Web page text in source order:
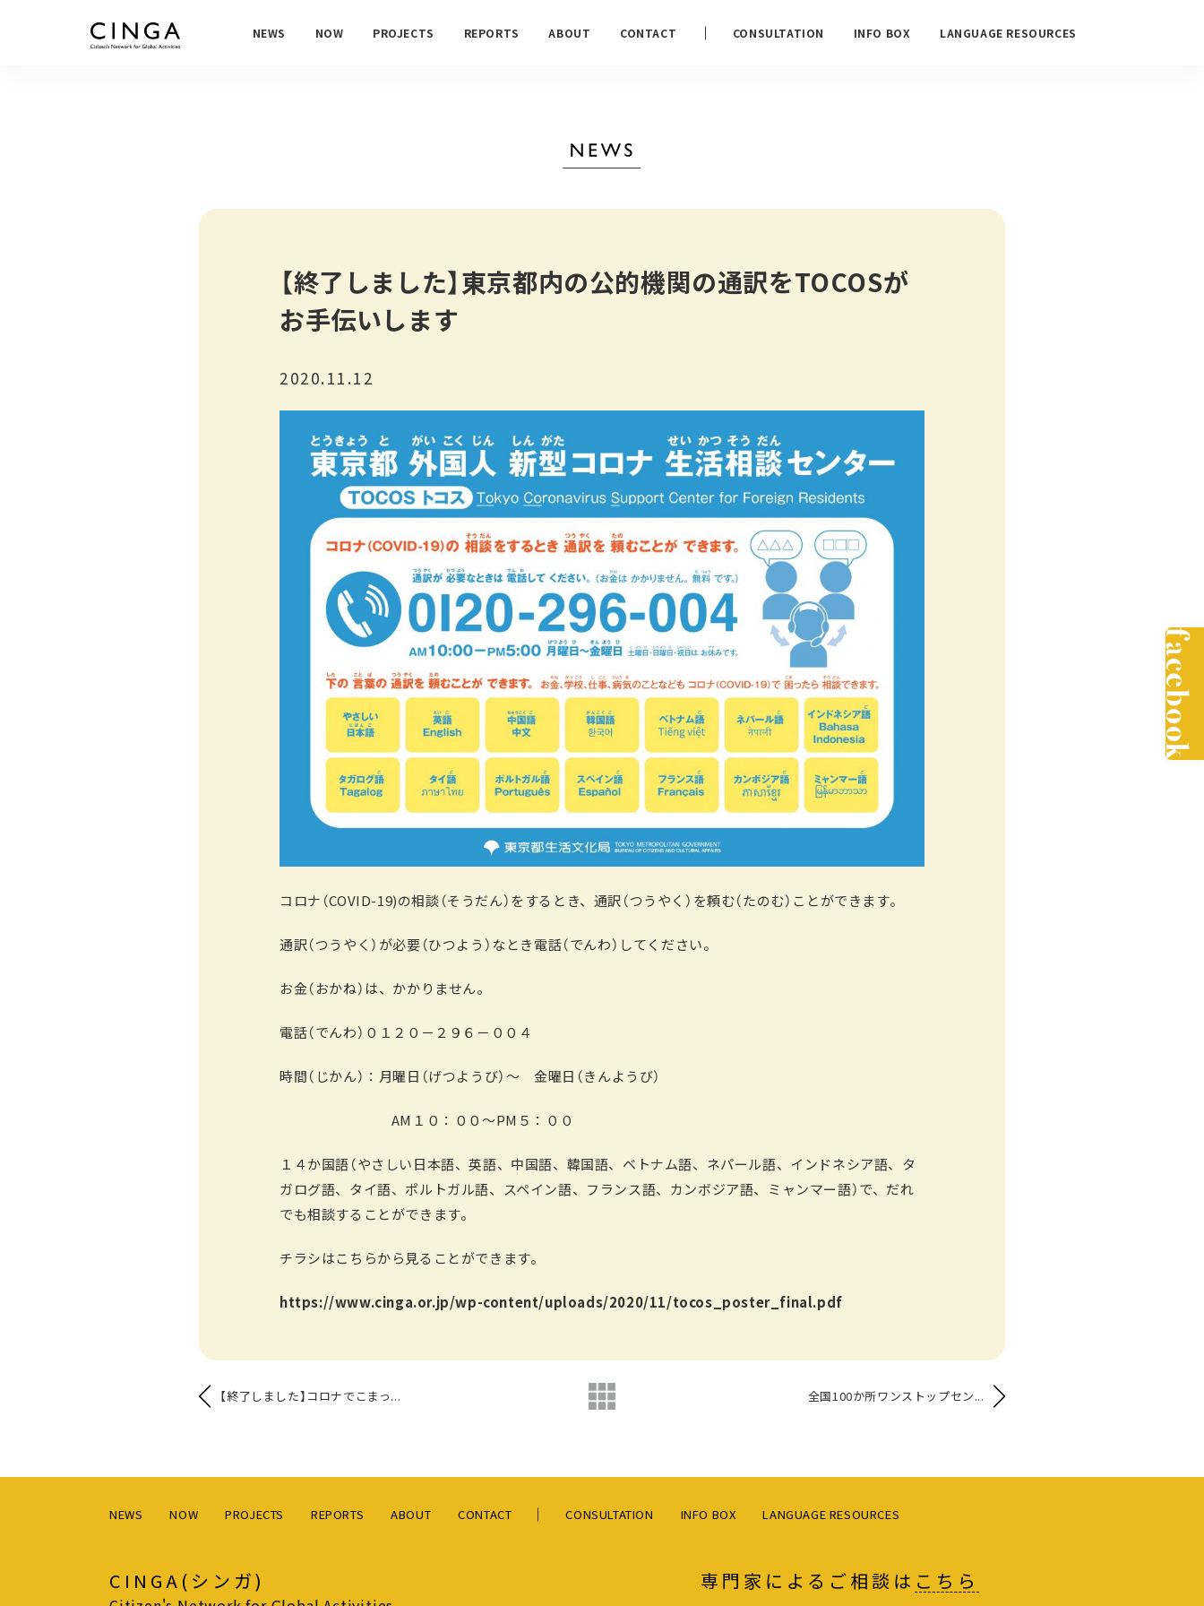
NEWS NOW PROJECTS REPORTS ABOUT CONTACT CONSULTATION INFO BOX LANGUAGE RESOURCES
【終了しました】東京都内の公的機関の通訳をTOCOSが
お手伝いします
2020.11.12
コロナ（COVID-19)の相談（そうだん）をするとき、通訳（つうやく）を頼む（たのむ）ことができます。
通訳（つうやく）が必要（ひつよう）なとき電話（でんわ）してください。
お金（おかね）は、かかりません。
電話（でんわ）０１２０－２９６－００４
時間（じかん）：月曜日（げつようび）～ 金曜日（きんようび）
AM１０：００～PM５：００
１４か国語（やさしい日本語、英語、中国語、韓国語、ベトナム語、ネパール語、インドネシア語、タ
ガログ語、タイ語、ポルトガル語、スペイン語、フランス語、カンボジア語、ミャンマー語）で、だれ
でも相談することができます。
チラシはこちらから見ることができます。
https://www.cinga.or.jp/wp-content/uploads/2020/11/tocos_poster_final.pdf
【終了しました】コロナでこまっ... 全国100か所ワンストップセン...
NEWS NOW PROJECTS REPORTS ABOUT CONTACT CONSULTATION INFO BOX LANGUAGE RESOURCES
CINGA(シンガ) 専門家によるご相談は こちら